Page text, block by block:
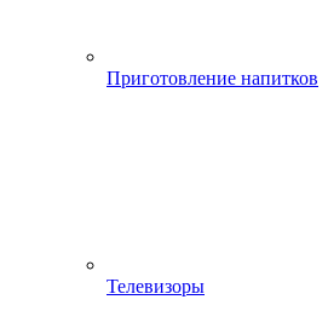
Приготовление напитков
Телевизоры